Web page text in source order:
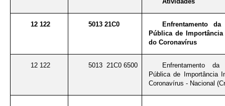
12 122 5013 21C0
Enfrentamento
Pública de
do Coronavírus
12 122 5013 21C0 6500
Enfrentamento
Pública de Importância
Coronavírus - Nacional